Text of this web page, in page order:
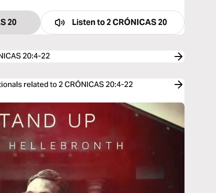
20 Listen to2 CRÓNICAS 20
20:4-22
related to 2 CRÓNICAS 20:4-22